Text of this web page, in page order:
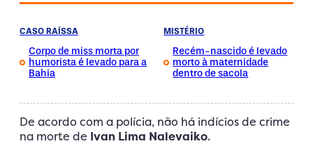
CASO RAÍSSA
Corpo de miss morta por
humorista é levado para a
Bahia
MISTÉRIO
Recém-nascido é levado
morto à maternidade
dentro de sacola
De acordo com a polícia, não há indícios de crime
na morte de Ivan Lima Nalevaiko.